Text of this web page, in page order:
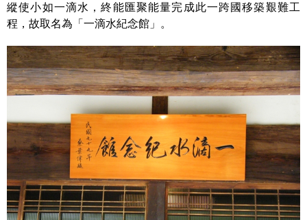
縱使小如一滴水，終能匯聚能量完成此一跨國移築艱難工
程，故取名為「一滴水紀念館」。